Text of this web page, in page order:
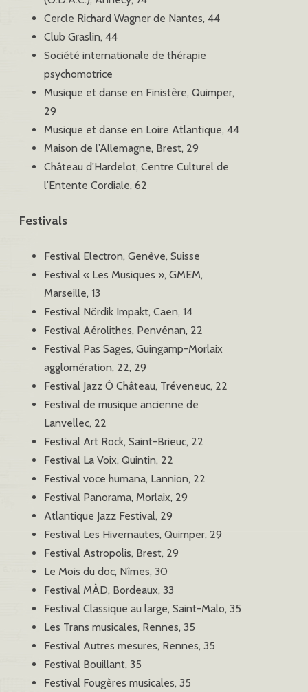
Cercle Richard Wagner de Nantes, 44
Club Graslin, 44
Société internationale de thérapie
psychomotrice
Musique et danse en Finistère, Quimper,
29
Musique et danse en Loire Atlantique, 44
Maison de l’Allemagne, Brest, 29
Château d’Hardelot, Centre Culturel de
l’Entente Cordiale, 62
Festivals
Festival Electron, Genève, Suisse
Festival « Les Musiques », GMEM,
Marseille, 13
Festival Nördik Impakt, Caen, 14
Festival Aérolithes, Penvénan, 22
Festival Pas Sages, Guingamp-Morlaix
agglomération, 22, 29
Festival Jazz Ô Château, Tréveneuc, 22
Festival de musique ancienne de
Lanvellec, 22
Festival Art Rock, Saint-Brieuc, 22
Festival La Voix, Quintin, 22
Festival voce humana, Lannion, 22
Festival Panorama, Morlaix, 29
Atlantique Jazz Festival, 29
Festival Les Hivernautes, Quimper, 29
Festival Astropolis, Brest, 29
Le Mois du doc, Nîmes, 30
Festival MÀD, Bordeaux, 33
Festival Classique au large, Saint-Malo, 35
Les Trans musicales, Rennes, 35
Festival Autres mesures, Rennes, 35
Festival Bouillant, 35
Festival Fougères musicales, 35